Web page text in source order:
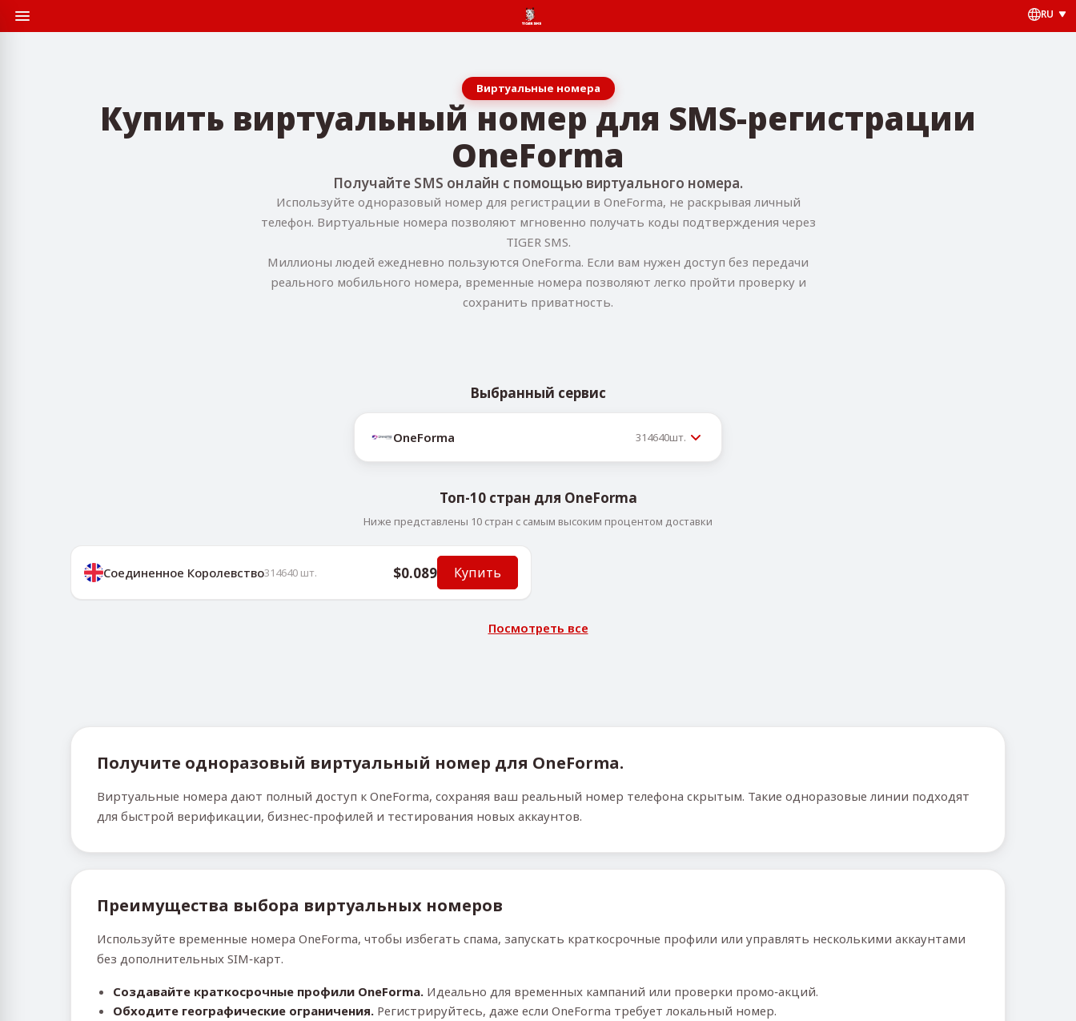
RU
Виртуальные номера
Купить виртуальный номер для SMS-регистрации
OneForma
Получайте SMS онлайн с помощью виртуального номера.
Используйте одноразовый номер для регистрации в OneForma, не раскрывая личный
телефон. Виртуальные номера позволяют мгновенно получать коды подтверждения через
TIGER SMS.
Миллионы людей ежедневно пользуются OneForma. Если вам нужен доступ без передачи
реального мобильного номера, временные номера позволяют легко пройти проверку и
сохранить приватность.
Выбранный сервис
OneForma 314640шт.
Топ-10 стран для OneForma
Ниже представлены 10 стран с самым высоким процентом доставки
Соединенное Королевство314640 шт. $0.089 Купить
Посмотреть все
Получите одноразовый виртуальный номер для OneForma.
Виртуальные номера дают полный доступ к OneForma, сохраняя ваш реальный номер телефона скрытым. Такие одноразовые линии подходят
для быстрой верификации, бизнес‑профилей и тестирования новых аккаунтов.
Преимущества выбора виртуальных номеров
Используйте временные номера OneForma, чтобы избегать спама, запускать краткосрочные профили или управлять несколькими аккаунтами
без дополнительных SIM‑карт.
Создавайте краткосрочные профили OneForma. Идеально для временных кампаний или проверки промо‑акций.
Обходите географические ограничения. Регистрируйтесь, даже если OneForma требует локальный номер.